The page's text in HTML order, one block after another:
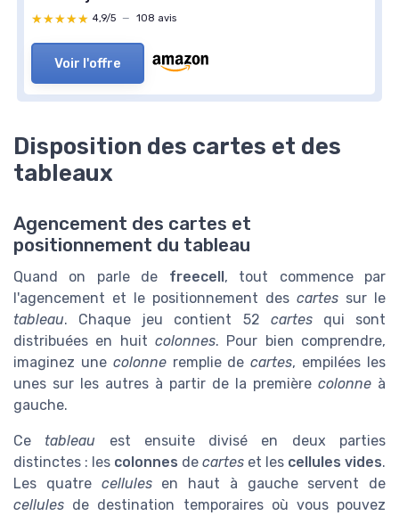
★★★★★
★★★★★ 4,9/5 — 108 avis
Voir l'offre
Disposition des cartes et des
tableaux
Agencement des cartes et
positionnement du tableau
Quand on parle de freecell, tout commence par
l'agencement et le positionnement des cartes sur le
tableau. Chaque jeu contient 52 cartesqui sont
distribuées en huit colonnes. Pour bien comprendre,
imaginez une colonneremplie decartes, empilées les
unes sur les autres à partir de la première colonne à
gauche.
Ce tableau est ensuite divisé en deux parties
distinctes : les colonnes de cartes et les cellules vides.
Les quatre cellulesen haut à gauche servent de
cellules de destination temporaires où vous pouvez